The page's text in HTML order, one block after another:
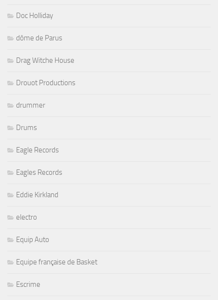
Doc Holliday
dôme de Parus
Drag Witche House
Drouot Productions
drummer
Drums
Eagle Records
Eagles Records
Eddie Kirkland
electro
Equip Auto
Equipe française de Basket
Escrime